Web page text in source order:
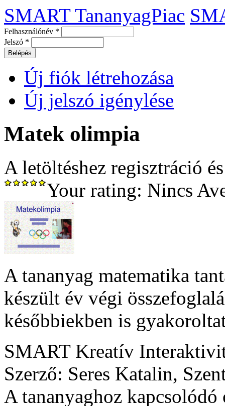
SMART TananyagPiac
Felhasználónév *
Jelszó *
Új fiók létrehozása
Új jelszó igénylése
Matek olimpia
A letöltéshez regisztráció
Your rating: Nincs
A tananyag matematika
készült év végi
későbbiekben is
SMART Kreatív
Szerző: Seres Katalin,
A tananyaghoz